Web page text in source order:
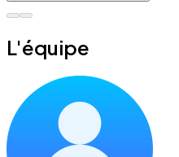
L'équipe